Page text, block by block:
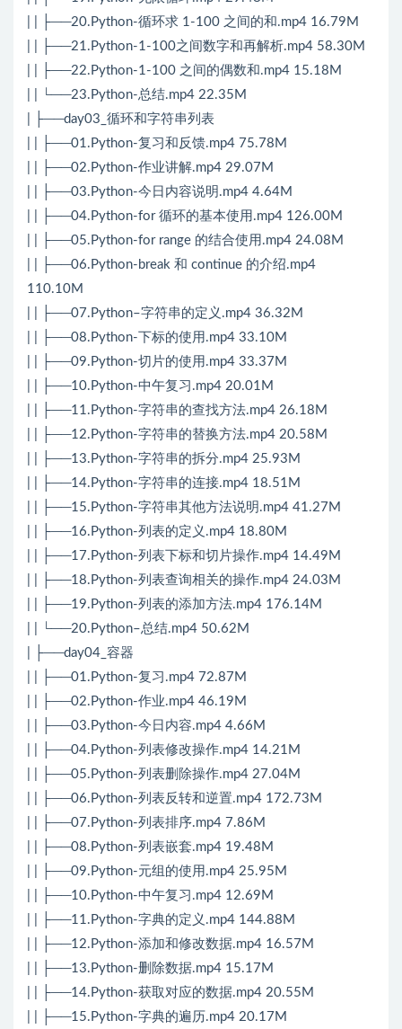
| | ├──20.Python-循环求 1-100 之间的和.mp4 16.79M
| | ├──21.Python-1-100之间数字和再解析.mp4 58.30M
| | ├──22.Python-1-100 之间的偶数和.mp4 15.18M
| | └──23.Python-总结.mp4 22.35M
| ├──day03_循环和字符串列表
| | ├──01.Python-复习和反馈.mp4 75.78M
| | ├──02.Python-作业讲解.mp4 29.07M
| | ├──03.Python-今日内容说明.mp4 4.64M
| | ├──04.Python-for 循环的基本使用.mp4 126.00M
| | ├──05.Python-for range 的结合使用.mp4 24.08M
| | ├──06.Python-break 和 continue 的介绍.mp4
110.10M
| | ├──07.Python–字符串的定义.mp4 36.32M
| | ├──08.Python-下标的使用.mp4 33.10M
| | ├──09.Python-切片的使用.mp4 33.37M
| | ├──10.Python-中午复习.mp4 20.01M
| | ├──11.Python-字符串的查找方法.mp4 26.18M
| | ├──12.Python-字符串的替换方法.mp4 20.58M
| | ├──13.Python-字符串的拆分.mp4 25.93M
| | ├──14.Python-字符串的连接.mp4 18.51M
| | ├──15.Python-字符串其他方法说明.mp4 41.27M
| | ├──16.Python-列表的定义.mp4 18.80M
| | ├──17.Python-列表下标和切片操作.mp4 14.49M
| | ├──18.Python-列表查询相关的操作.mp4 24.03M
| | ├──19.Python-列表的添加方法.mp4 176.14M
| | └──20.Python–总结.mp4 50.62M
| ├──day04_容器
| | ├──01.Python-复习.mp4 72.87M
| | ├──02.Python-作业.mp4 46.19M
| | ├──03.Python-今日内容.mp4 4.66M
| | ├──04.Python-列表修改操作.mp4 14.21M
| | ├──05.Python-列表删除操作.mp4 27.04M
| | ├──06.Python-列表反转和逆置.mp4 172.73M
| | ├──07.Python-列表排序.mp4 7.86M
| | ├──08.Python-列表嵌套.mp4 19.48M
| | ├──09.Python-元组的使用.mp4 25.95M
| | ├──10.Python-中午复习.mp4 12.69M
| | ├──11.Python-字典的定义.mp4 144.88M
| | ├──12.Python-添加和修改数据.mp4 16.57M
| | ├──13.Python-删除数据.mp4 15.17M
| | ├──14.Python-获取对应的数据.mp4 20.55M
| | ├──15.Python-字典的遍历.mp4 20.17M